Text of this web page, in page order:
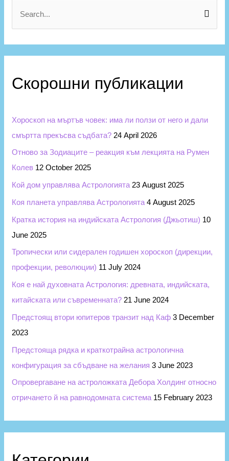
e
a
c
o
r
:
Скорошни публикации
Хороскоп на мъртъв човек: има ли ползи от него и дали
смъртта прекъсва съдбата? 24 April 2026
Отново за Зодиаците – реакция към лекцията на Румен
Колев 12 October 2025
Кой дом управлява Астрологията 23 August 2025
Коя планета управлява Астрологията 4 August 2025
Кратка история на индийската Астрология (Джьотиш) 10
June 2025
Тропически или сидерален годишен хороскоп (дирекции,
профекции, революции) 11 July 2024
Коя е най духовната Астрология: древната, индийската,
китайската или съвременната? 21 June 2024
Предстоящ втори юпитеров транзит над Каф 3 December
2023
Предстояща рядка и краткотрайна астрологична
конфигурация за сбъдване на желания 3 June 2023
Опровергаване на астроложката Дебора Холдинг относно
отричането й на равнодомната система 15 February 2023
и